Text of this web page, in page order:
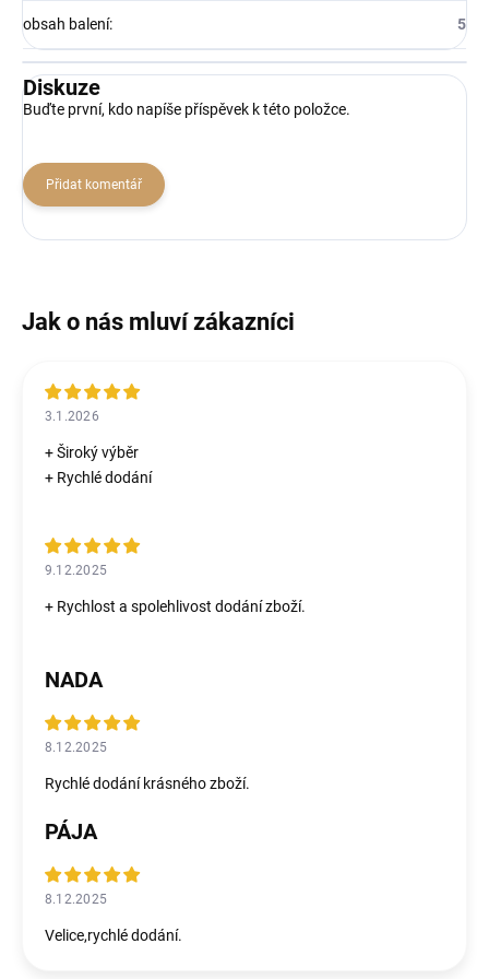
obsah balení: 5
Diskuze
Buďte první, kdo napíše příspěvek k této položce.
Přidat komentář
3.1.2026
+ Široký výběr
+ Rychlé dodání
9.12.2025
+ Rychlost a spolehlivost dodání zboží.
NADA
8.12.2025
Rychlé dodání krásného zboží.
PÁJA
8.12.2025
Velice,rychlé dodání.